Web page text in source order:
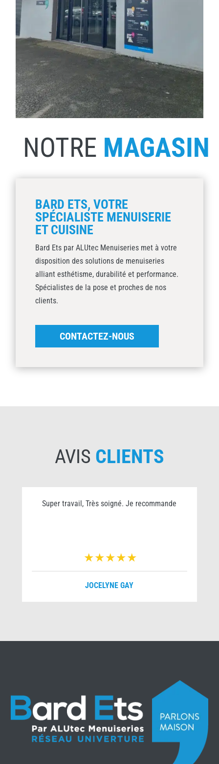
NOTRE MAGASIN
BARD ETS, VOTRE
SPÉCIALISTE MENUISERIE
ET CUISINE
Bard Ets par ALUtec Menuiseries met à votre
disposition des solutions de menuiseries
alliant esthétisme, durabilité et performance.
Spécialistes de la pose et proches de nos
clients.
CONTACTEZ-NOUS
AVIS CLIENTS
Super travail, Très soigné. Je recommande
JOCELYNE GAY